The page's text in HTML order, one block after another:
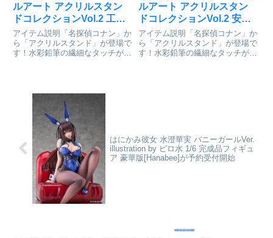
ルアート アクリルスタン
ドコレクションVol.2 工藤
新一」が好評発売中
アイテム説明「名探偵コナン」か
ら「アクリルスタンド」が登場で
す！水彩鉛筆の繊細なタッチが美
クションVol.2 工藤新一©青山剛
昌/小学館・読売テレビ・...
ルアート アクリルスタン
ドコレクションVol.2 安室
透」が好評発売中
アイテム説明「名探偵コナン」か
ら「アクリルスタンド」が登場で
す！水彩鉛筆の繊細なタッチが美
はにかみ彼女 水澄華実 バニーガールVer.
illustration by ピロ水 1/6 完成品フィギュ
ア 豪華版[Hanabee]が予約受付開始